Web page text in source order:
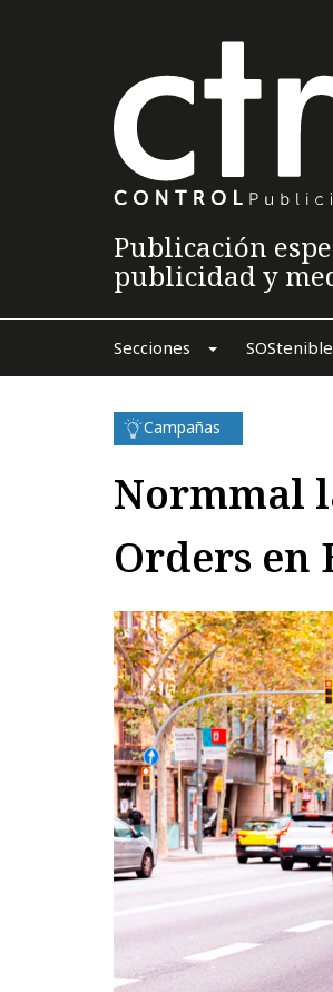
Publicación
publicidad y
Secciones
Campañas
Normmal
Orders en